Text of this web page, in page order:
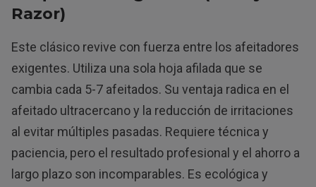
Razor)
Este clásico revive con fuerza entre los afeitadores
exigentes. Utiliza una sola hoja afilada que se
cambia cada 5-7 afeitados. Su ventaja radica en el
afeitado ultracercano y la reducción de irritaciones
al evitar múltiples pasadas. Requiere técnica y
paciencia, pero el resultado profesional y el ahorro a
largo plazo son incomparables. Es ecológica y